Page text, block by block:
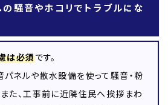
騒音やホコリでトラブルにな
は必須です。
ネルや散水設備を使って騒音・粉
た、工事前に近隣住民へ挨拶まわ